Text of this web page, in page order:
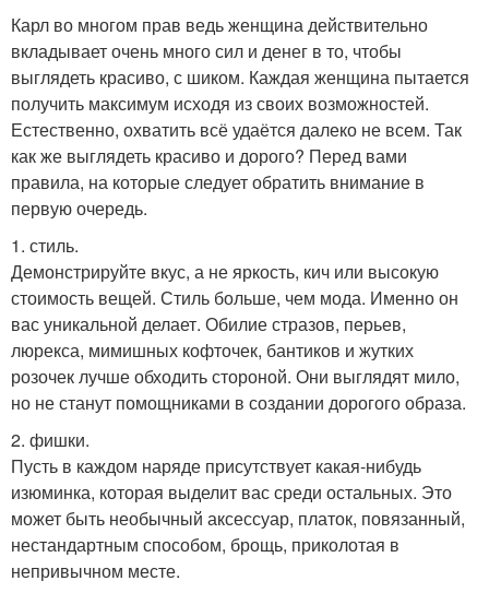
Карл во многом прав ведь женщина действительно
вкладывает очень много сил и денег в то, чтобы
выглядеть красиво, с шиком. Каждая женщина пытается
получить максимум исходя из своих возможностей.
Естественно, охватить всё удаётся далеко не всем. Так
как же выглядеть красиво и дорого? Перед вами
правила, на которые следует обратить внимание в
первую очередь.
1. стиль.
Демонстрируйте вкус, а не яркость, кич или высокую
стоимость вещей. Стиль больше, чем мода. Именно он
вас уникальной делает. Обилие стразов, перьев,
люрекса, мимишных кофточек, бантиков и жутких
розочек лучше обходить стороной. Они выглядят мило,
но не станут помощниками в создании дорогого образа.
2. фишки.
Пусть в каждом наряде присутствует какая-нибудь
изюминка, которая выделит вас среди остальных. Это
может быть необычный аксессуар, платок, повязанный,
нестандартным способом, брощь, приколотая в
непривычном месте.